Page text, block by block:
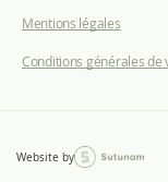
’
n
o
m
Mentions légales
Conditions générales de
Website by